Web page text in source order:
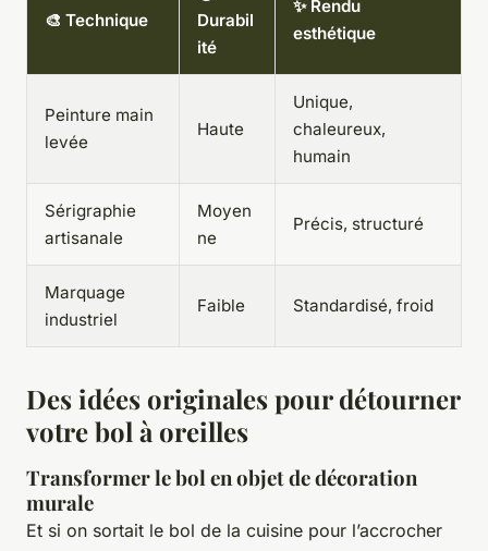
🎨 Technique
Durabil
ité
✨ Rendu
esthétique
Peinture main
levée
Haute
Unique,
chaleureux,
humain
Sérigraphie
artisanale
Moyen
ne
Précis, structuré
Marquage
industriel
Faible Standardisé, froid
Des idées originales pour détourner
votre bol à oreilles
Transformer le bol en objet de décoration
murale
Et si on sortait le bol de la cuisine pour l’accrocher